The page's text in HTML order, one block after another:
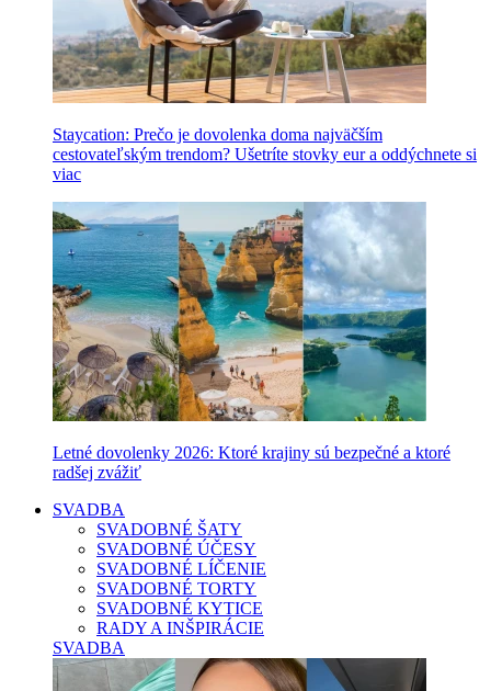
Staycation: Prečo je dovolenka doma najväčším
cestovateľským trendom? Ušetríte stovky eur a oddýchnete si
viac
Letné dovolenky 2026: Ktoré krajiny sú bezpečné a ktoré
radšej zvážiť
SVADBA
SVADOBNÉ ŠATY
SVADOBNÉ ÚČESY
SVADOBNÉ LÍČENIE
SVADOBNÉ TORTY
SVADOBNÉ KYTICE
RADY A INŠPIRÁCIE
SVADBA